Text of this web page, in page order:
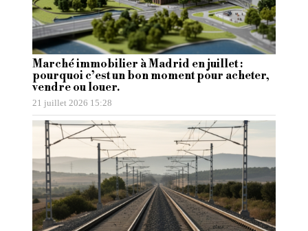
Marché immobilier à Madrid en juillet :
pourquoi c’est un bon moment pour acheter,
vendre ou louer.
21 juillet 2026 15:28